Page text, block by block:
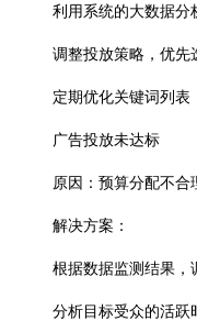
利用系统的大数据分
调整投放策略，优先
定期优化关键词列表
广告投放未达标
原因：预算分配不合
解决方案：
根据数据监测结果，
分析目标受众的活跃